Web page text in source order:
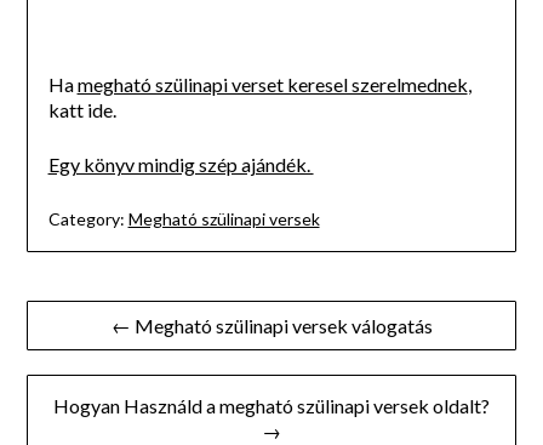
Hamegható szülinapi verset keresel szerelmednek,
katt ide.
Egy könyv mindig szép ajándék.
Category: Megható szülinapi versek
Bejegyzés
navigáció
← Megható szülinapi versek válogatás
Hogyan Használd a megható szülinapi versek oldalt?
→